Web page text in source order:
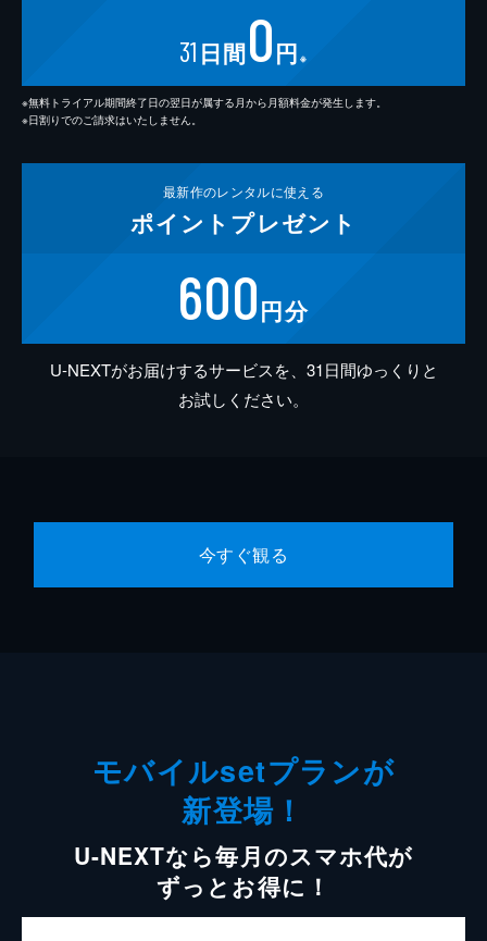
31 日間0円 ※
※無料トライアル期間終了日の翌日が属する月から月額料金が発生します。
※日割りでのご請求はいたしません。
最新作のレンタルに使える
ポイント プレゼント
600円分
U-NEXTがお届けするサービスを、31日間ゆっくりと
お試しください。
今すぐ観る
モバイルsetプランが
新登場！
U-NEXTなら毎月のスマホ代が
ずっとお得に！